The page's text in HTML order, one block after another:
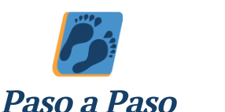
Paso a Paso